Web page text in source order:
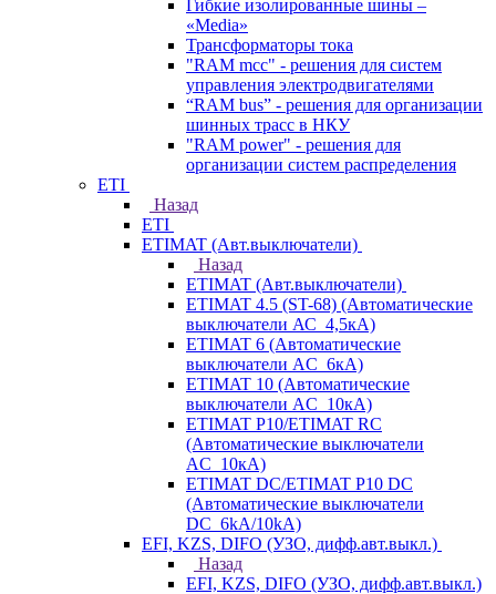
Гибкие изолированные шины –
«Media»
Трансформаторы тока
"RAM mcc" - решения для систем
управления электродвигателями
“RAM bus” - решения для организации
шинных трасс в НКУ
"RAM power" - решения для
организации систем распределения
ETI
Назад
ETI
ETIMAT (Авт.выключатели)
Назад
ETIMAT (Авт.выключатели)
ETIMAT 4.5 (ST-68) (Автоматические
выключатели АС_4,5кА)
ETIMAT 6 (Автоматические
выключатели AC_6кА)
ETIMAT 10 (Автоматические
выключатели AC_10кА)
ETIMAT P10/ETIMAT RC
(Автоматические выключатели
AC_10кА)
ETIMAT DC/ETIMAT P10 DC
(Автоматические выключатели
DC_6kA/10kA)
EFI, KZS, DIFO (УЗО, дифф.авт.выкл.)
Назад
EFI, KZS, DIFO (УЗО, дифф.авт.выкл.)